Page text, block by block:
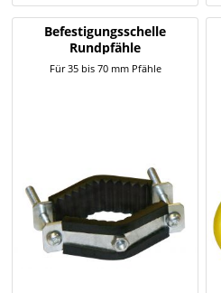
Befestigungsschelle
Rundpfähle
Für 35 bis 70 mm Pfähle